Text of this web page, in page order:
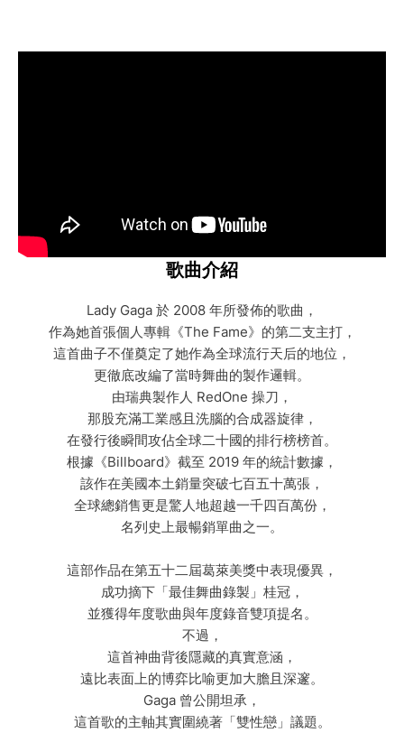
歌曲介紹
Lady Gaga 於 2008 年所發佈的歌曲，
作為她首張個人專輯《The Fame》的第二支主打，
這首曲子不僅奠定了她作為全球流行天后的地位，
更徹底改編了當時舞曲的製作邏輯。
由瑞典製作人 RedOne 操刀，
那股充滿工業感且洗腦的合成器旋律，
在發行後瞬間攻佔全球二十國的排行榜榜首。
根據《Billboard》截至 2019 年的統計數據，
該作在美國本土銷量突破七百五十萬張，
全球總銷售更是驚人地超越一千四百萬份，
名列史上最暢銷單曲之一。
這部作品在第五十二屆葛萊美獎中表現優異，
成功摘下「最佳舞曲錄製」桂冠，
並獲得年度歌曲與年度錄音雙項提名。
不過，
這首神曲背後隱藏的真實意涵，
遠比表面上的博弈比喻更加大膽且深邃。
Gaga 曾公開坦承，
這首歌的主軸其實圍繞著「雙性戀」議題。